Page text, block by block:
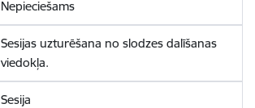
Nepieciešams
Sesijas uzturēšana no slodzes dalīšanas
viedokļa.
Sesija